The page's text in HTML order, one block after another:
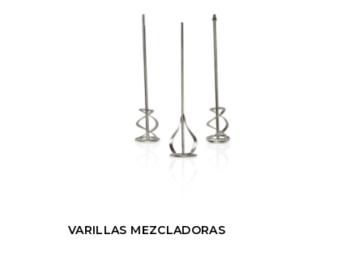
VARILLAS MEZCLADORAS